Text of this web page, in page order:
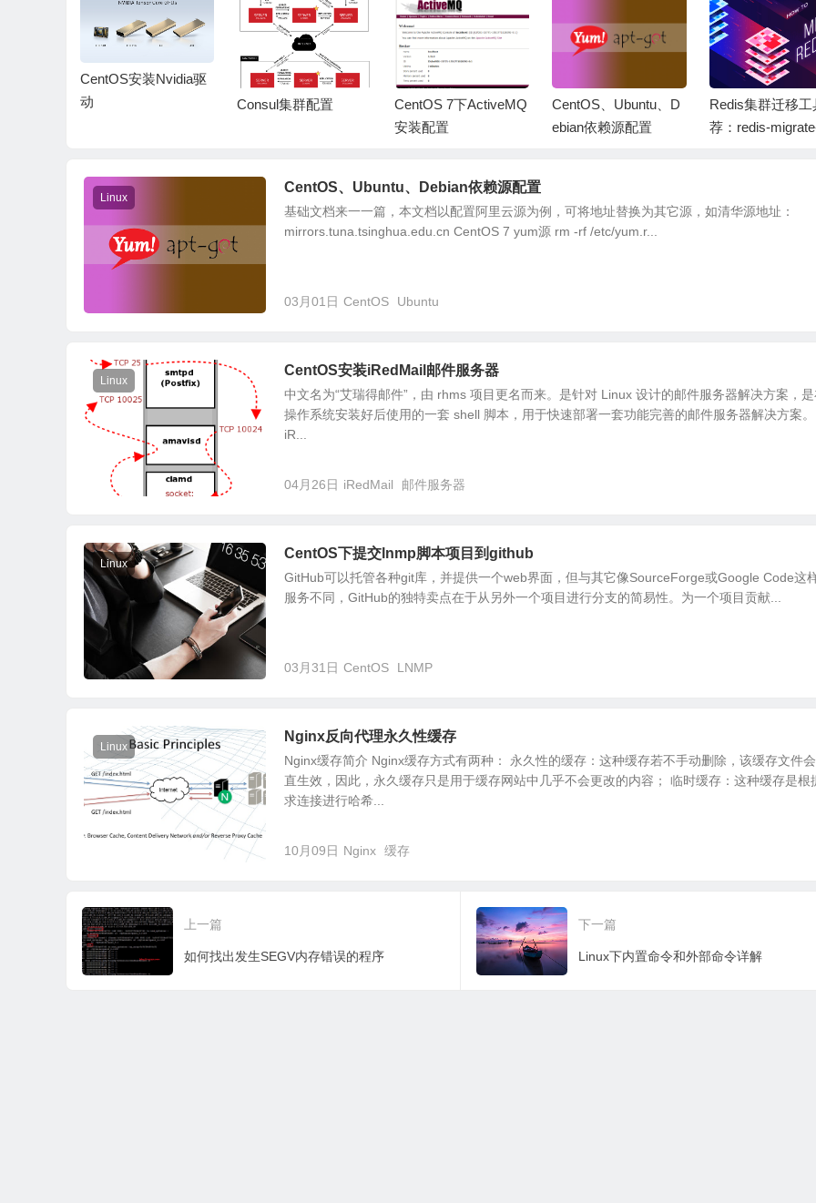
CentOS安装Nvidia驱
动
Consul集群配置
CentOS 7下ActiveMQ
安装配置
CentOS、Ubuntu、D
ebian依赖源配置
Redis集群迁移工
荐：redis-
Linux
CentOS、Ubuntu、Debian依赖源配置
基础文档来一一篇，本文档以配置阿里云源为例，可将地址替换为其它源，如清华源地址：
mirrors.tuna.tsinghua.edu.cn CentOS 7 yum源 rm -rf /etc/yum.r...
03月01日 CentOS Ubuntu
Linux
CentOS安装iRedMail邮件服务器
中文名为“艾瑞得邮件”，由 rhms 项目更名而来。是针对 Linux 设计的邮件服务器解决方案，
操作系统安装好后使用的一套 shell 脚本，用于快速部署一套功能完善的邮件服务器解决方案。
iR...
04月26日 iRedMail 邮件服务器
Linux
CentOS下提交lnmp脚本项目到github
GitHub可以托管各种git库，并提供一个web界面，但与其它像SourceForge或Google Code这
服务不同，GitHub的独特卖点在于从另外一个项目进行分支的简易性。为一个项目贡献...
03月31日 CentOS LNMP
Linux
Nginx反向代理永久性缓存
Nginx缓存简介 Nginx缓存方式有两种： 永久性的缓存：这种缓存若不手动删除，该缓存文件
直生效，因此，永久缓存只是用于缓存网站中几乎不会更改的内容； 临时缓存：这种缓存是根
求连接进行哈希...
10月09日 Nginx 缓存
上一篇
如何找出发生SEGV内存错误的程序
下一篇
Linux下内置命令和外部命令详解